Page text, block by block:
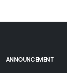
ANNOUNCEMENT